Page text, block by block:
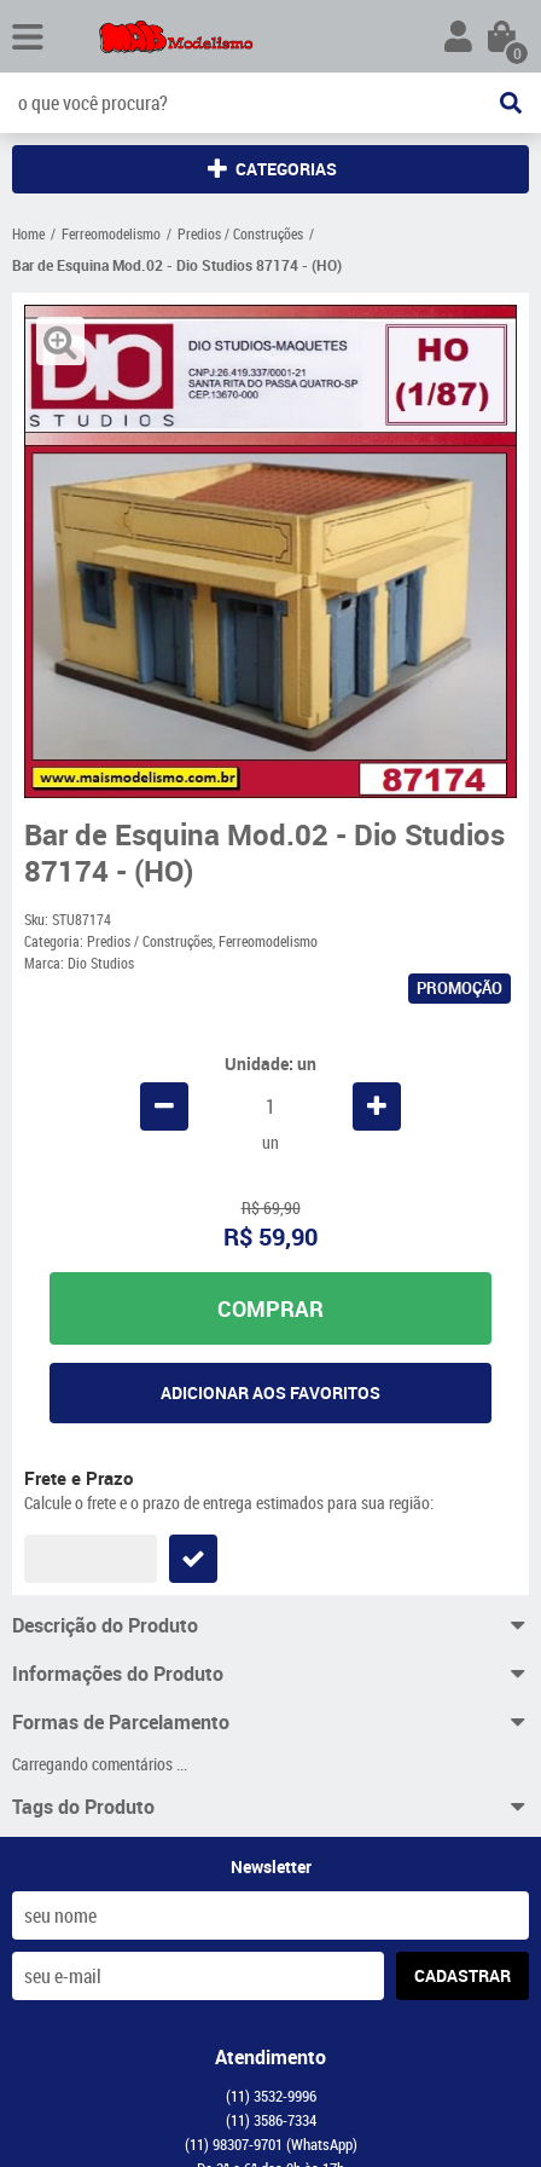
0
CATEGORIAS
Home Ferreomodelismo
Predios / Construções
Bar de Esquina Mod.02 - Dio Studios 87174 - (HO)
Bar de Esquina Mod.02 - Dio Studios
87174 - (HO)
Sku: STU87174
Categoria: Predios / Construções,Ferreomodelismo
Marca: Dio Studios
PROMOÇÃO
Unidade: un
un
R$ 69,90
R$ 59,90
COMPRAR
ADICIONAR AOS FAVORITOS
Frete e Prazo
Calcule o frete e o prazo de entrega estimados para sua região:
Descrição do Produto
Informações do Produto
Formas de Parcelamento
Carregando comentários ...
Tags do Produto
Newsletter
CADASTRAR
Atendimento
(11) 3532-9996
(11) 3586-7334
(11) 98307-9701 (WhatsApp)